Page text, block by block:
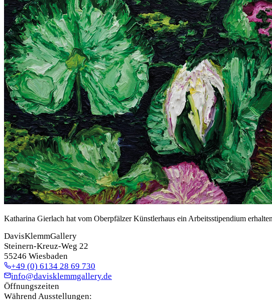
Katharina Gierlach hat vom Oberpfälzer Künstlerhaus ein Arbeitsstipendium
DavisKlemmGallery
Steinern-Kreuz-Weg 22
55246 Wiesbaden
+49 (0) 6134 28 69 730
info@davisklemmgallery.de
Öffnungszeiten
Während Ausstellungen: